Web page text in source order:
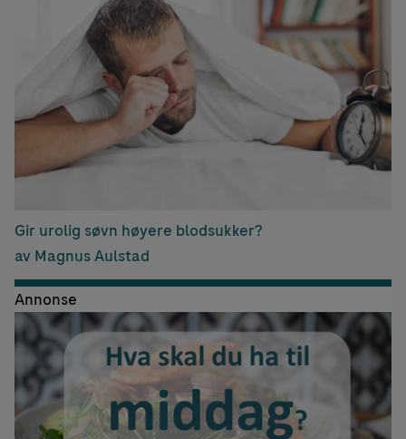
Gir urolig søvn høyere blodsukker?
av Magnus Aulstad
Annonse